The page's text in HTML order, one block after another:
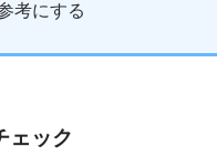
考にする
ェック